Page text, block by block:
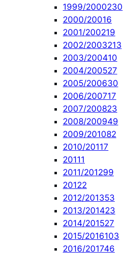
1999/2000230
2000/20016
2001/200219
2002/2003213
2003/200410
2004/200527
2005/200630
2006/200717
2007/200823
2008/200949
2009/201082
2010/20117
20111
2011/201299
20122
2012/201353
2013/201423
2014/201527
2015/2016103
2016/201746